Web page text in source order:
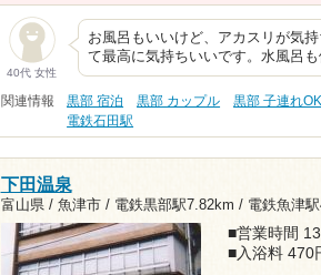
40代 女性
お風呂もいいけど、アカスリが気
て最高に気持ちいいです。水風呂
関連情報 黒部 宿泊 黒部 カップル 黒部 子連れOK
電鉄石田駅
下田温泉
富山県 / 魚津市 / 電鉄黒部駅7.82km / 電鉄魚津
■営業時間
■入浴料 470